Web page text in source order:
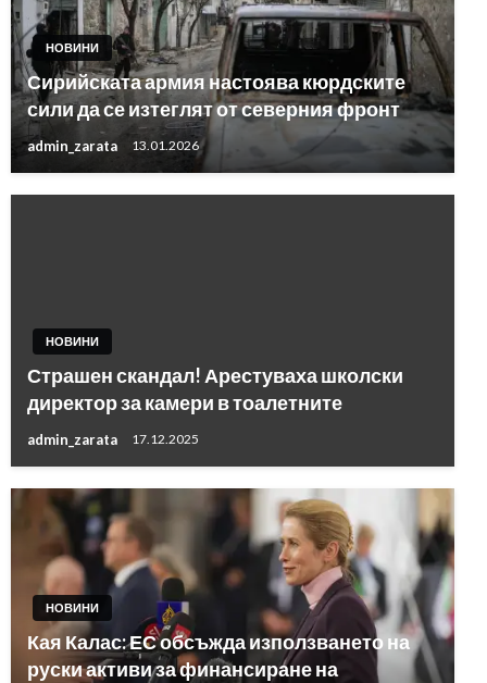
НОВИНИ
Сирийската армия настоява кюрдските
сили да се изтеглят от северния фронт
admin_zarata 13.01.2026
НОВИНИ
Страшен скандал! Арестуваха школски
директор за камери в тоалетните
admin_zarata 17.12.2025
НОВИНИ
Кая Калас: ЕС обсъжда използването на
руски активи за финансиране на